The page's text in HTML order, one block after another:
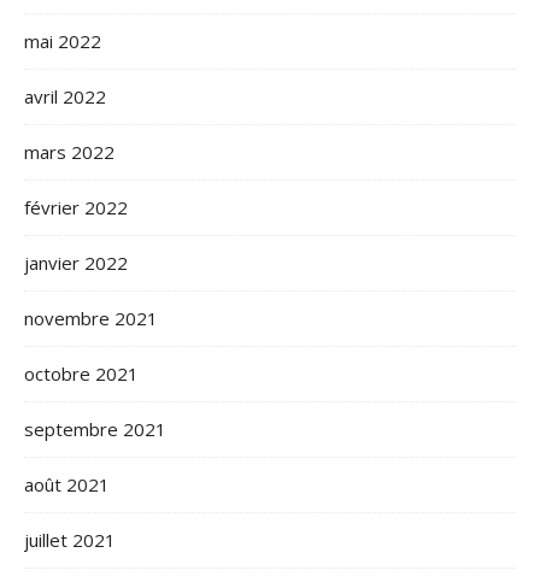
mai 2022
avril 2022
mars 2022
février 2022
janvier 2022
novembre 2021
octobre 2021
septembre 2021
août 2021
juillet 2021